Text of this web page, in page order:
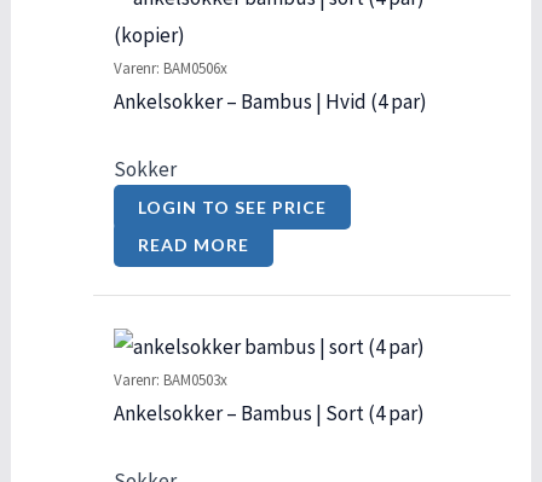
Varenr: BAM0506x
Ankelsokker – Bambus | Hvid (4 par)
Sokker
LOGIN TO SEE PRICE
READ MORE
Varenr: BAM0503x
Ankelsokker – Bambus | Sort (4 par)